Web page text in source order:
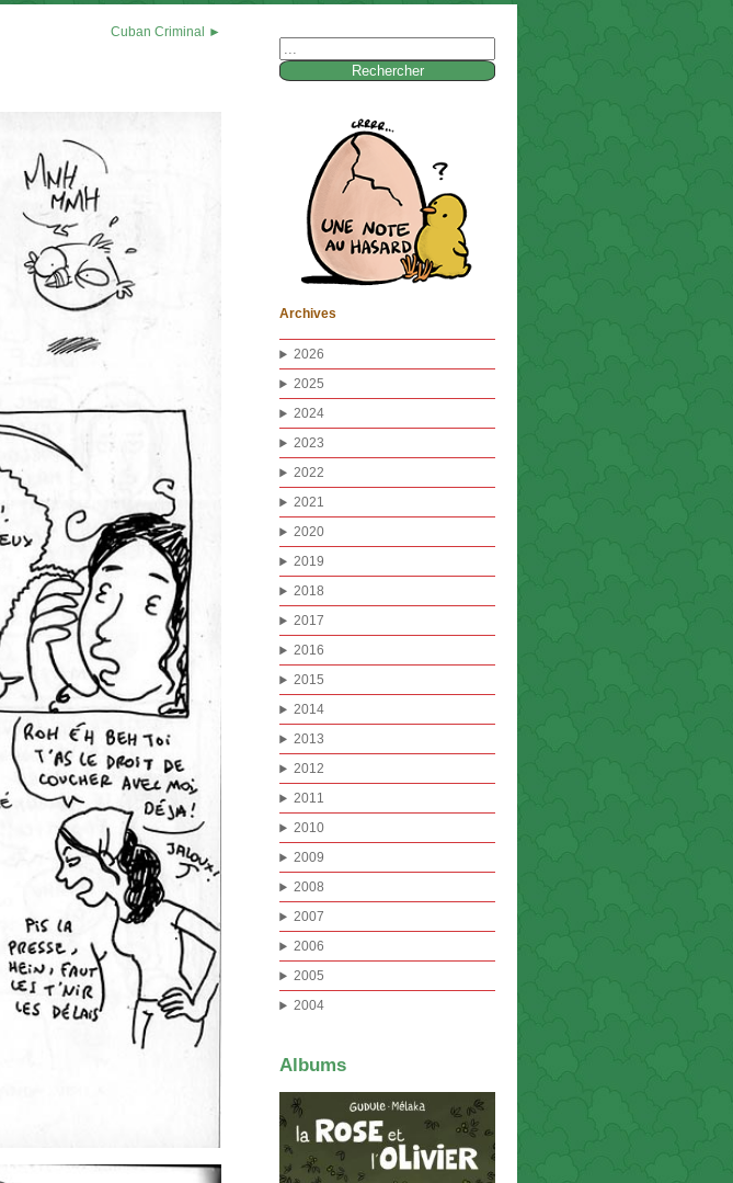
Cuban Criminal ►
Archives
2026
2025
2024
2023
2022
2021
2020
2019
2018
2017
2016
2015
2014
2013
2012
2011
2010
2009
2008
2007
2006
2005
2004
Albums